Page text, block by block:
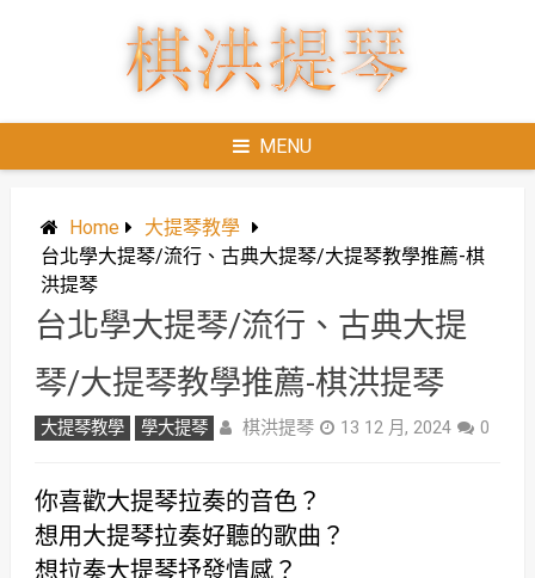
MENU
Home
大提琴教學
台北學大提琴/流行、古典大提琴/大提琴教學推薦-棋
洪提琴
台北學大提琴/流行、古典大提
琴/大提琴教學推薦-棋洪提琴
大提琴教學 學大提琴 棋洪提琴 13 12 月, 2024 0
你喜歡大提琴拉奏的音色？
想用大提琴拉奏好聽的歌曲？
想拉奏大提琴抒發情感？